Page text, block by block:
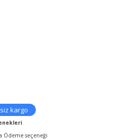
kargo
Ödeme seçeneği